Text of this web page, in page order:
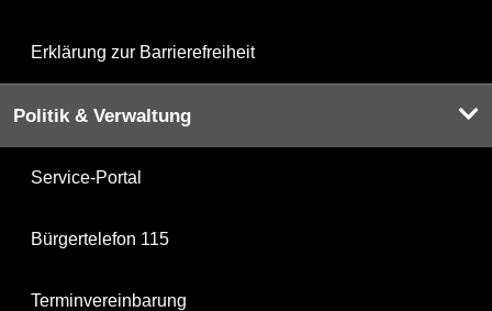
Erklärung zur Barrierefreiheit
Politik & Verwaltung
Service-Portal
Bürgertelefon 115
Terminvereinbarung